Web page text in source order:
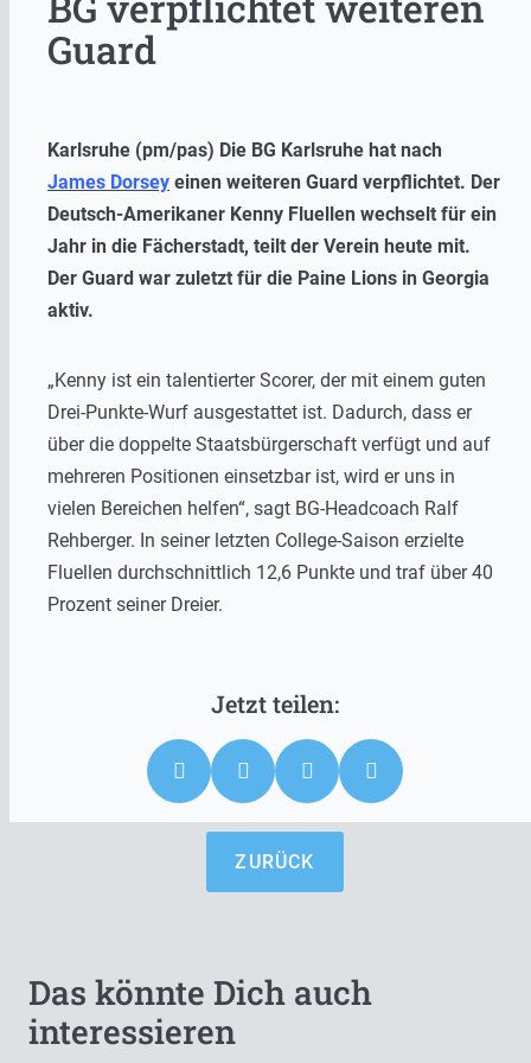
Guard
Karlsruhe (pm/pas) Die BG Karlsruhe hat nach
James Dorsey einen weiteren Guard verpflichtet. Der
Deutsch-Amerikaner Kenny Fluellen wechselt für ein
Jahr in die Fächerstadt, teilt der Verein heute mit.
Der Guard war zuletzt für die Paine Lions in Georgia
aktiv.
„Kenny ist ein talentierter Scorer, der mit einem guten
Drei-Punkte-Wurf ausgestattet ist. Dadurch, dass er
über die doppelte Staatsbürgerschaft verfügt und auf
mehreren Positionen einsetzbar ist, wird er uns in
vielen Bereichen helfen“, sagt BG-Headcoach Ralf
Rehberger. In seiner letzten College-Saison erzielte
Fluellen durchschnittlich 12,6 Punkte und traf über 40
Prozent seiner Dreier.
ZURÜCK
Das könnte Dich auch
interessieren